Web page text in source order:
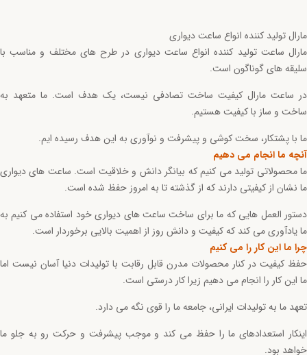
مارال تولید کننده انواع ساعت دیواری
مارال ساعت تولید کننده انواع ساعت دیواری در طرح های مختلف و مناسب با
سلیقه های گوناگون است.
در ساعت مارال کیفیت ساخت تصادفی نیست، یک هدف است. ما متعهد به
ساخت و ساز با کیفیت هستیم.
ما با پشتکار، سخت کوشی و پیشرفت و نوآوری به این هدف رسیده ایم.
آنچه ما انجام می دهیم
ما محصولاتی تولید می کنیم که بیانگر دانش و خلاقیت است. ساعت های دیواری
ما نشان از کیفیتی دارند که از گذشته تا به امروز حفظ شده است.
دستور العمل هایی که ما برای ساخت ساعت های دیواری خود استفاده می کنیم به
ما یادآوری می کند که کیفیت و دانش روز از اهمیت بالایی برخوردار است.
چرا ما این کار را می کنیم
حفظ کیفیت در کنار محصولات مدرن قابل رقابت با تولیدات دنیا آسان نیست اما
ما این کار را انجام می دهیم زیرا کار درستی است.
تعهد ما به تولیدات ایرانی، جامعه ما را قوی نگه می دارد.
اینکار استعدادهای ما را حفظ می کند و موجب پیشرفت و حرکت رو به جلو ما
خواهد بود.